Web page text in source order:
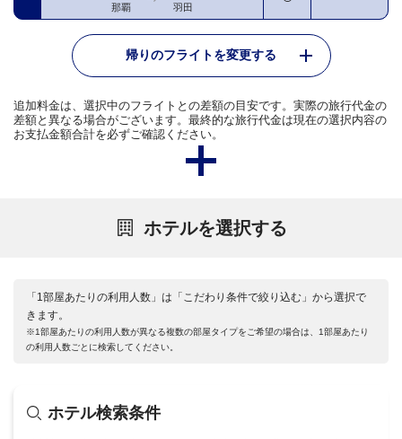
那覇 羽田
帰りのフライトを変更する
追加料金は、選択中のフライトとの差額の目安です。実際の旅行代金の
差額と異なる場合がございます。最終的な旅行代金は現在の選択内容の
お支払金額合計を必ずご確認ください。
ホテルを選択する
「1部屋あたりの利用人数」は「こだわり条件で絞り込む」から選択で
きます。
※1部屋あたりの利用人数が異なる複数の部屋タイプをご希望の場合は、1部屋あたり
の利用人数ごとに検索してください。
ホテル検索条件